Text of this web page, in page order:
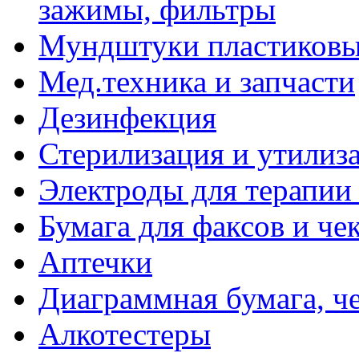
зажимы, фильтры
Мундштуки
Мед.техника и запчасти
Дезинфекция
Стерилизация и
Электроды для
Бумага для факсов и
Аптечки
Диаграммная бумага,
Алкотестеры